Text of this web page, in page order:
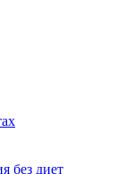
без диет